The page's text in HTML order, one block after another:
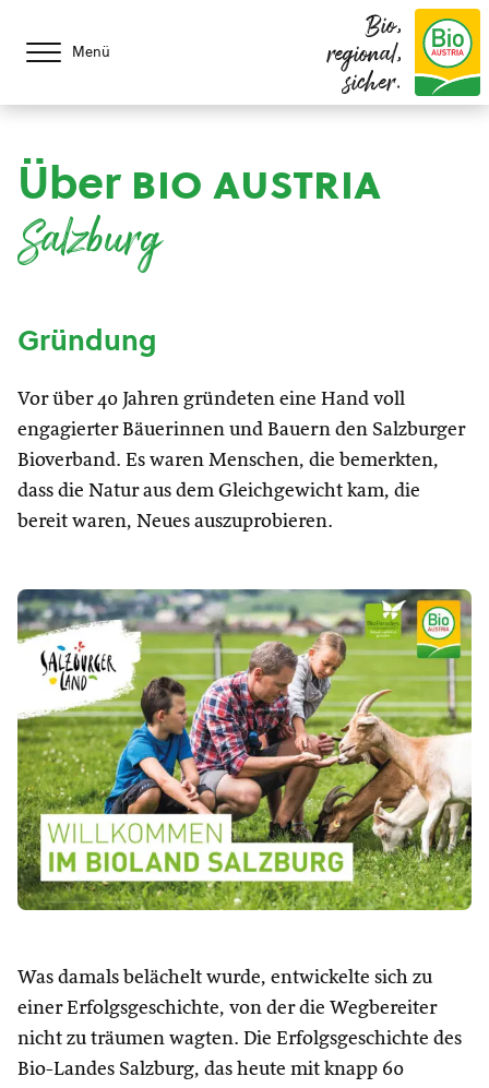
Menü
Bio,
regional,
sicher.
Über bio austria
Salzburg
Gründung
Vor über 40 Jahren gründeten eine Hand voll
engagierter Bäuerinnen und Bauern den Salzburger
Bioverband. Es waren Menschen, die bemerkten,
dass die Natur aus dem Gleichgewicht kam, die
bereit waren, Neues auszuprobieren.
Was damals belächelt wurde, entwickelte sich zu
einer Erfolgsgeschichte, von der die Wegbereiter
nicht zu träumen wagten. Die Erfolgsgeschichte des
Bio-Landes Salzburg, das heute mit knapp 60